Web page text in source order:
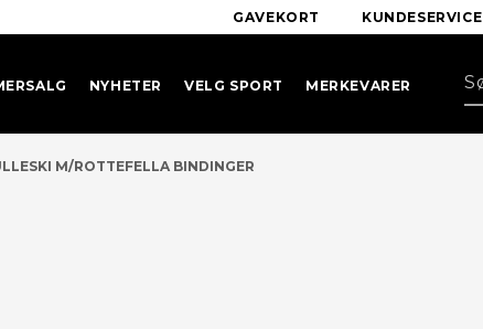
GAVEKORT KUNDESERVICE
NYHETER VELG SPORT MERKEVARER
M/ROTTEFELLA BINDINGER